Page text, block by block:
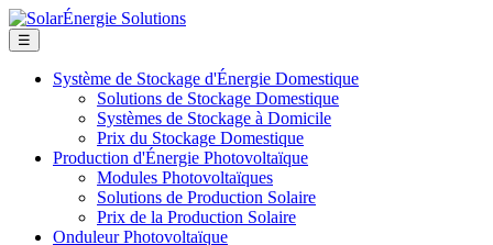
☰
Système de Stockage d'Énergie Domestique
Solutions de Stockage Domestique
Systèmes de Stockage à Domicile
Prix du Stockage Domestique
Production d'Énergie Photovoltaïque
Modules Photovoltaïques
Solutions de Production Solaire
Prix de la Production Solaire
Onduleur Photovoltaïque